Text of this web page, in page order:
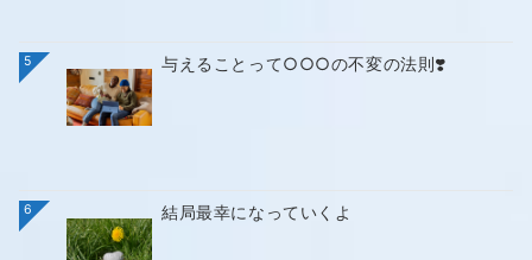
5 与えることって○○○の不変の法則❣️
6 結局最幸になっていくよ